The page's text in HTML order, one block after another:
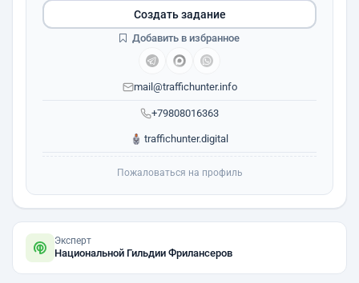
+79808016363
mail@traffichunter.info
traffichunter.digital
Создать задание
Добавить в избранное
Пожаловаться на профиль
Эксперт
Национальной Гильдии Фрилансеров